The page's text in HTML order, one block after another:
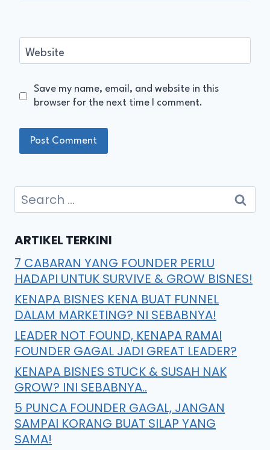
Website
Save my name, email, and website in this
browser for the next time I comment.
ARTIKEL TERKINI
7 CABARAN YANG FOUNDER PERLU
HADAPI UNTUK SURVIVE & GROW BISNES!
KENAPA BISNES KENA BUAT FUNNEL
DALAM MARKETING? NI SEBABNYA!
LEADER NOT FOUND, KENAPA RAMAI
FOUNDER GAGAL JADI GREAT LEADER?
KENAPA BISNES STUCK & SUSAH NAK
GROW? INI SEBABNYA..
5 PUNCA FOUNDER GAGAL, JANGAN
SAMPAI KORANG BUAT SILAP YANG
SAMA!